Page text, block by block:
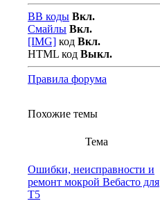
BB коды Вкл.
Смайлы Вкл.
[IMG] код Вкл.
HTML код Выкл.
Правила форума
Похожие темы
Тема
Ошибки, неисправности и
ремонт мокрой Вебасто для
Т5